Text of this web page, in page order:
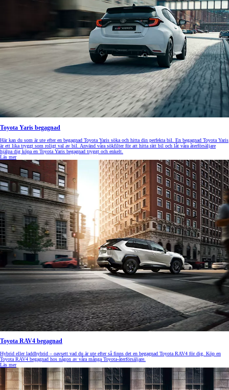
Toyota Yaris begagnad
Här kan du som är ute efter en begagnad Toyota Yaris söka och hitta din perfekta bil. En begagnad Toyota Yaris
är ett lika tryggt som roligt val av bil. Använd våra sökfilter för att hitta rätt bil och låt våra återförsäljare
hjälpa dig köpa en Toyota Yaris begagnad tryggt och enkelt.
Läs mer
Toyota RAV4 begagnad
Hybrid eller laddhybrid – oavsett vad du är ute efter så finns det en begagnad Toyota RAV4 för dig. Köp en
Toyota RAV4 begagnad hos någon av våra många Toyota-återförsäljare.
Läs mer